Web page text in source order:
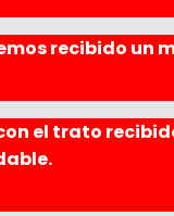
recibido un
el trato